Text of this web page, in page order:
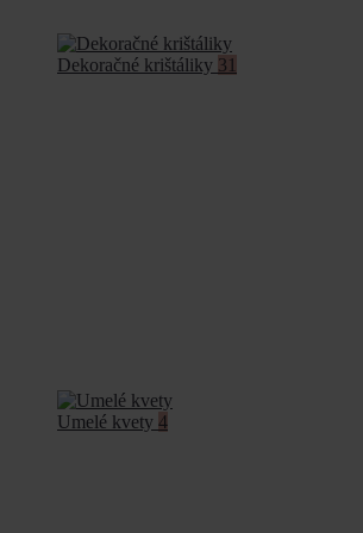
Dekoračné krištáliky 31
Umelé kvety 4